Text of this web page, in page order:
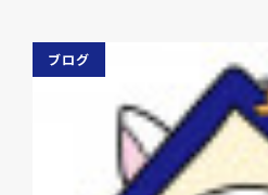
ブログ